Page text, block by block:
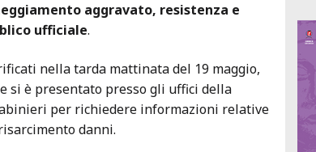
aggravato, resistenza e
ufficiale.
nella tarda mattinata del 19 maggio,
si è presentato presso gli uffici della
per richiedere informazioni relative
danni.